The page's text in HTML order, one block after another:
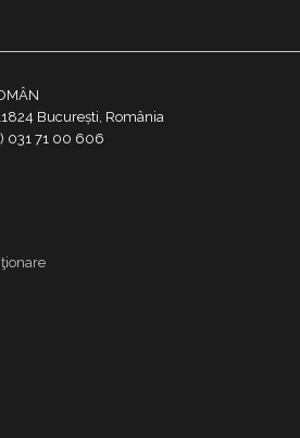
București, România
031 71 00 606